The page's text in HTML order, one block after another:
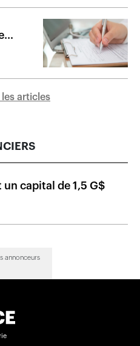
articles
capital de 1,5 G$
annonceurs